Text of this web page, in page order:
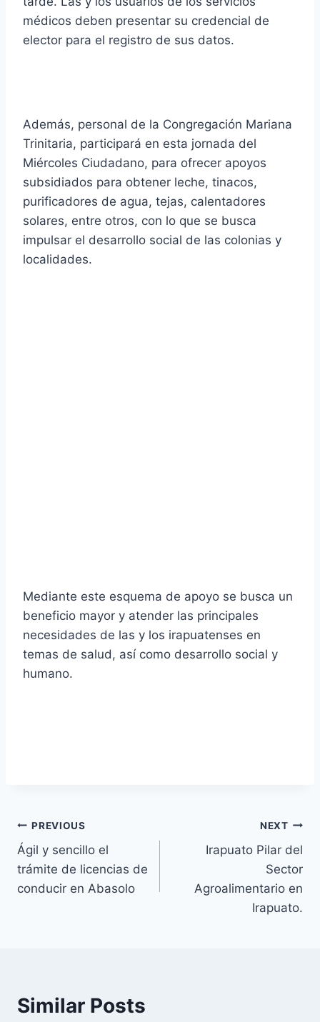
médicos deben presentar su credencial de
elector para el registro de sus datos.
Además, personal de la Congregación Mariana
Trinitaria, participará en esta jornada del
Miércoles Ciudadano, para ofrecer apoyos
subsidiados para obtener leche, tinacos,
purificadores de agua, tejas, calentadores
solares, entre otros, con lo que se busca
impulsar el desarrollo social de las colonias y
localidades.
Mediante este esquema de apoyo se busca un
beneficio mayor y atender las principales
necesidades de las y los irapuatenses en
temas de salud, así como desarrollo social y
humano.
PREVIOUS
Ágil y sencillo el
trámite de licencias de
conducir en Abasolo
NEXT
Irapuato Pilar del
Sector
Agroalimentario en
Irapuato.
Similar Posts